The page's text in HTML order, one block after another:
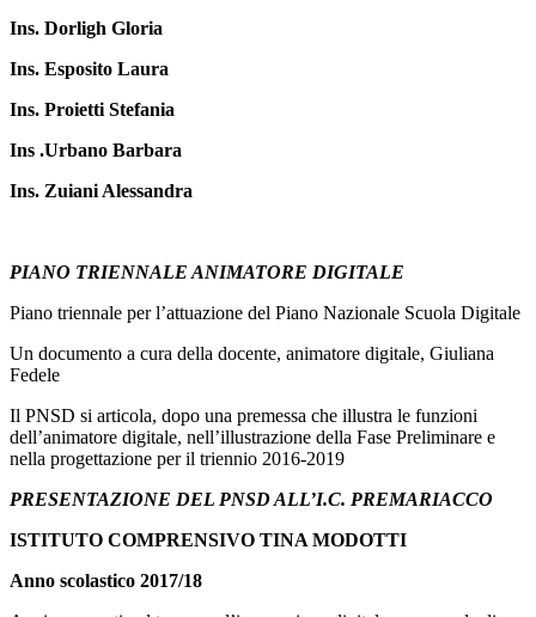
Ins. Dorligh Gloria
Ins. Esposito Laura
Ins. Proietti Stefania
Ins .Urbano Barbara
Ins. Zuiani Alessandra
PIANO TRIENNALE ANIMATORE DIGITALE
Piano triennale per l’attuazione del Piano Nazionale Scuola Digitale
Un documento a cura della docente, animatore digitale, Giuliana
Fedele
Il PNSD si articola, dopo una premessa che illustra le funzioni
dell’animatore digitale, nell’illustrazione della Fase Preliminare e
nella progettazione per il triennio 2016-2019
PRESENTAZIONE DEL PNSD ALL’I.C. PREMARIACCO
ISTITUTO COMPRENSIVO TINA MODOTTI
Anno scolastico 2017/18